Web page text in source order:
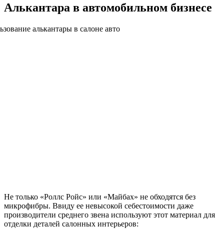
Алькантара в автомобильном бизнесе
Не только «Роллс Ройс» или «Майбах» не обходятся без
микрофибры. Ввиду ее невысокой себестоимости даже
производители среднего звена используют этот материал для
отделки деталей салонных интерьеров: